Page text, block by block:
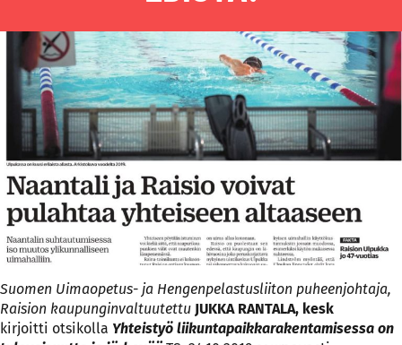
Suomen Uimaopetus- ja Hengenpelastusliiton puheenjohtaja,
Raision kaupunginvaltuutettu JUKKA RANTALA, kesk
kirjoitti otsikolla Yhteistyö liikuntapaikkarakentamisessa on